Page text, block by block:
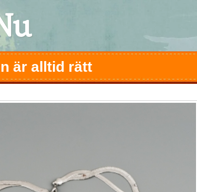
är alltid rätt